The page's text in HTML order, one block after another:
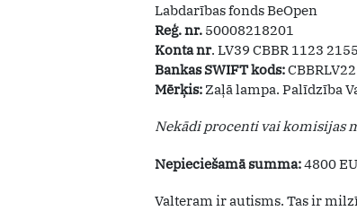
Labdarības fonds BeOpen
Reģ. nr. 50008218201
Konta nr. LV39 CBBR 1123
Bankas SWIFT kods:
Mērķis: Zaļā lampa. Palīdzība
Nekādi procenti vai komisijas
Nepieciešamā summa:4800
Valteram ir autisms. Tas ir